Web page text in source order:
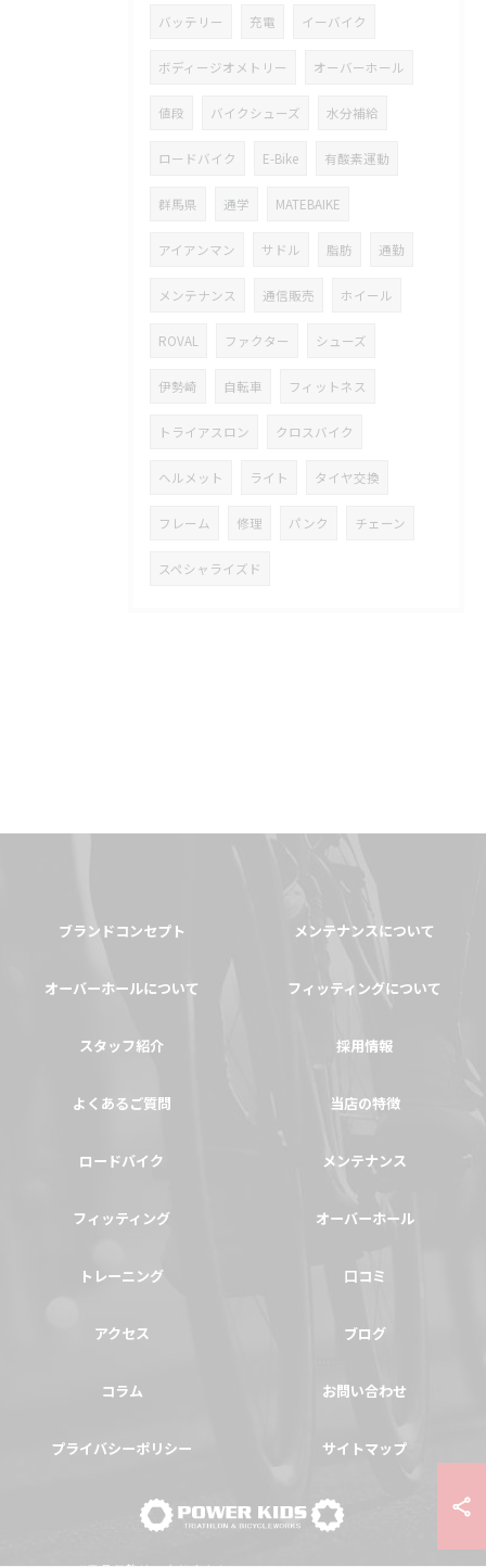
バッテリー 充電 イーバイク
ボディージオメトリー オーバーホール
値段 バイクシューズ 水分補給
ロードバイク E-Bike 有酸素運動
群馬県 通学 MATEBAIKE
アイアンマン サドル 脂肪 通勤
メンテナンス 通信販売 ホイール
ROVAL ファクター シューズ
伊勢崎 自転車 フィットネス
トライアスロン クロスバイク
ヘルメット ライト タイヤ交換
フレーム 修理 パンク チェーン
スペシャライズド
ブランドコンセプト メンテナンスについて
オーバーホールについて フィッティングについて
スタッフ紹介 採用情報
よくあるご質問 当店の特徴
ロードバイク メンテナンス
フィッティング オーバーホール
トレーニング 口コミ
アクセス ブログ
コラム お問い合わせ
プライバシーポリシー サイトマップ